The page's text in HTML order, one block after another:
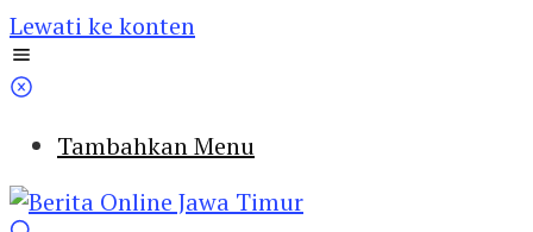
Lewati ke konten
Tambahkan Menu